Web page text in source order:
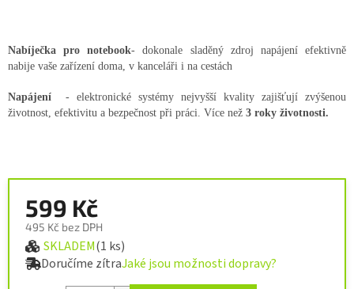
599 Kč
495 Kč bez DPH
Měrná cena:
SKLADEM(1 ks)
Doručíme zítraJaké jsou možnosti dopravy?
Nabíječka pro notebook- dokonale sladěný zdroj napájení efektivně
nabije vaše zařízení doma, v kanceláři i na cestách
Napájení - elektronické systémy nejvyšší kvality zajišťují zvýšenou
životnost, efektivitu a bezpečnost při práci. Více než 3 roky životnosti.